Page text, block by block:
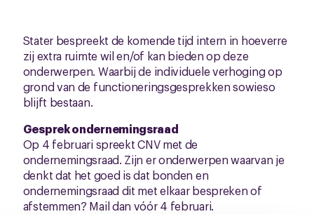
Stater bespreekt de komende tijd intern in hoeverre
zij extra ruimte wil en/of kan bieden op deze
onderwerpen. Waarbij de individuele verhoging op
grond van de functioneringsgesprekken sowieso
blijft bestaan.
Gesprek ondernemingsraad
Op 4 februari spreekt CNV met de
ondernemingsraad. Zijn er onderwerpen waarvan je
denkt dat het goed is dat bonden en
ondernemingsraad dit met elkaar bespreken of
afstemmen? Mail dan vóór 4 februari.